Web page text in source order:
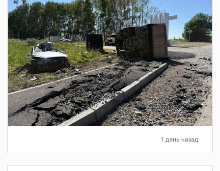
1 день назад